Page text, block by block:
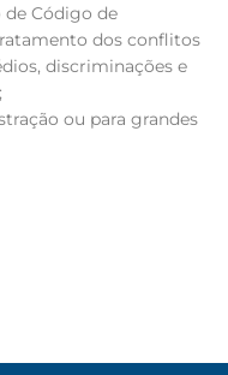
de Código de
dos conflitos
discriminações e
ou para grandes